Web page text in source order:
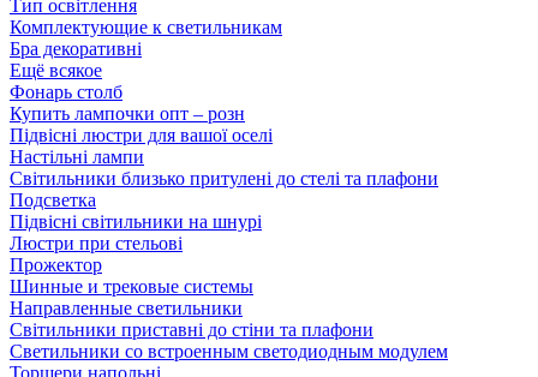
Тип освітлення
Комплектующие к светильникам
Бра декоративні
Ещё всякое
Фонарь столб
Купить лампочки опт – розн
Підвісні люстри для вашої оселі
Настільні лампи
Світильники близько притулені до стелі та плафони
Подсветка
Підвісні світильники на шнурі
Люстри при стельові
Прожектор
Шинные и трековые системы
Направленные светильники
Світильники приставні до стіни та плафони
Светильники со встроенным светодиодным модулем
Торшери напольні